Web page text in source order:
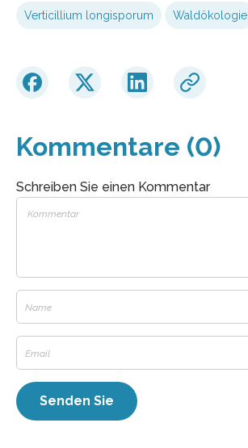
Verticillium longisporum Waldökologie
Kommentare (0)
Schreiben Sie einen Kommentar